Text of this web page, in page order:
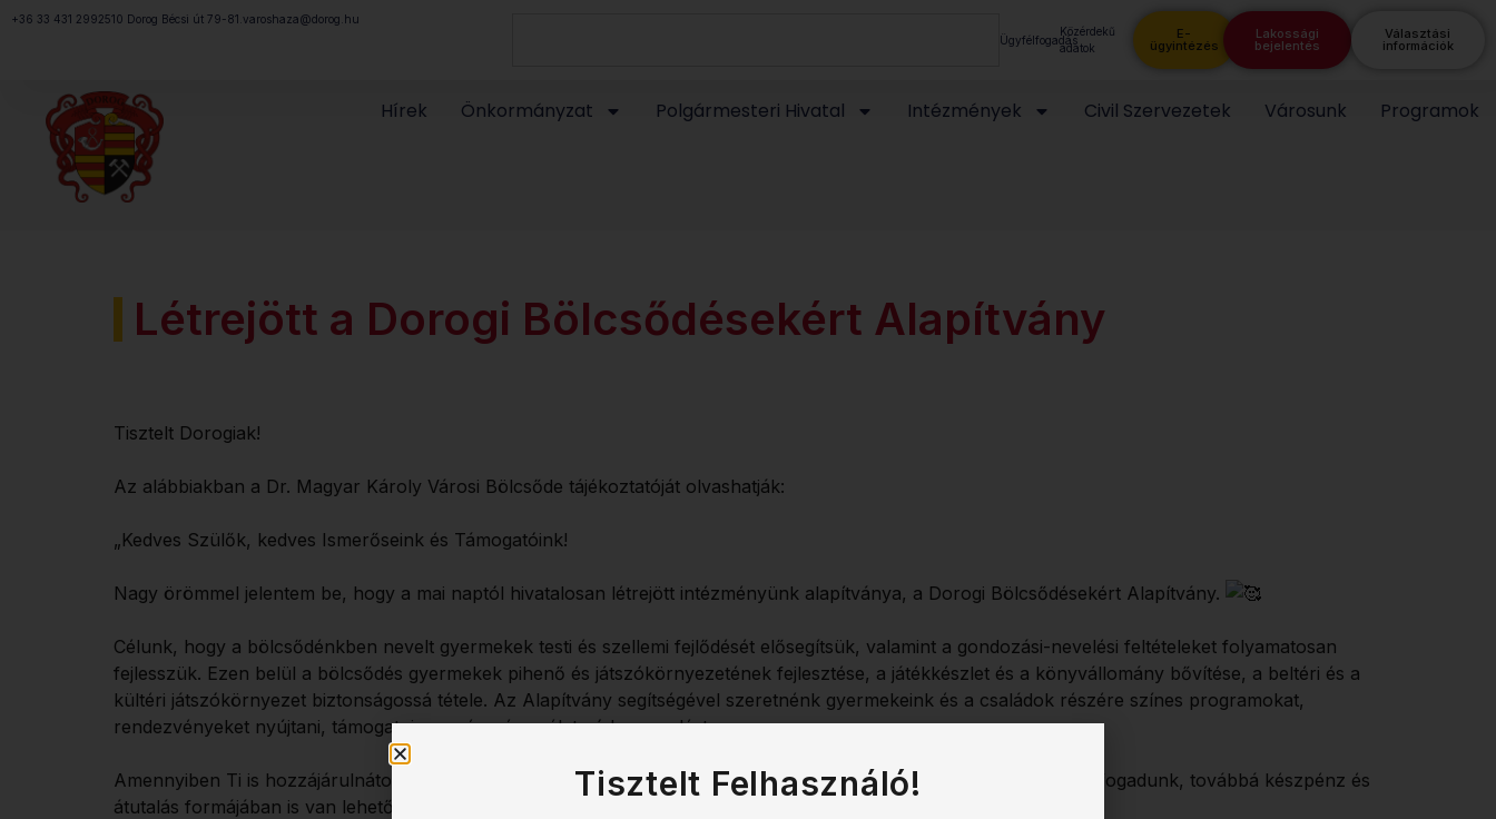
+36 33 431 2992510 Dorog Bécsi út 79-81. varoshaza@dorog.hu
Ügyfélfogadás
Közérdekű
adatok
E-
ügyintézés
Lakossági
bejelentés
Választási
információk
Hírek Önkormányzat Polgármesteri Hivatal Intézmények Civil Szervezetek Városunk Programok
Létrejött a Dorogi Bölcsődésekért Alapítvány
Tisztelt Dorogiak!
Az alábbiakban a Dr. Magyar Károly Városi Bölcsőde tájékoztatóját olvashatják:
„Kedves Szülők, kedves Ismerőseink és Támogatóink!
Nagy örömmel jelentem be, hogy a mai naptól hivatalosan létrejött intézményünk alapítványa, a Dorogi Bölcsődésekért Alapítvány.
Célunk, hogy a bölcsődénkben nevelt gyermekek testi és szellemi fejlődését elősegítsük, valamint a gondozási-nevelési feltételeket folyamatosan
fejlesszük. Ezen belül a bölcsődés gyermekek pihenő és játszókörnyezetének fejlesztése, a játékkészlet és a könyvállomány bővítése, a beltéri és a
kültéri játszókörnyezet biztonságossá tétele. Az Alapítvány segítségével szeretnénk gyermekeink és a családok részére színes programokat,
rendezvényeket nyújtani, támogatni az egészséges életmódra nevelést.
Amennyiben Ti is hozzájárulnátok a megfogalmazott céljaink megvalósításához, tárgyi felajánlásokat a bölcsődében fogadunk, továbbá készpénz és
átutalás formájában is van lehetőség támogatni Alapítványunkat.
Tisztelt Felhasználó!